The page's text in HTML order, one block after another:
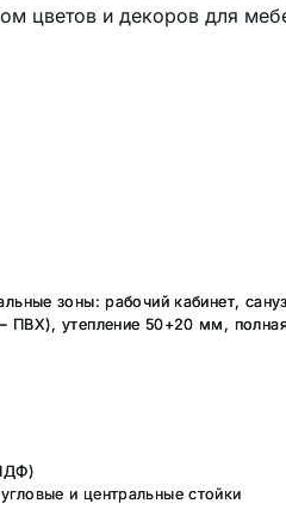
цветов и декоров для
зоны: рабочий кабинет,
утепление 50+20 мм, полная
и центральные стойки